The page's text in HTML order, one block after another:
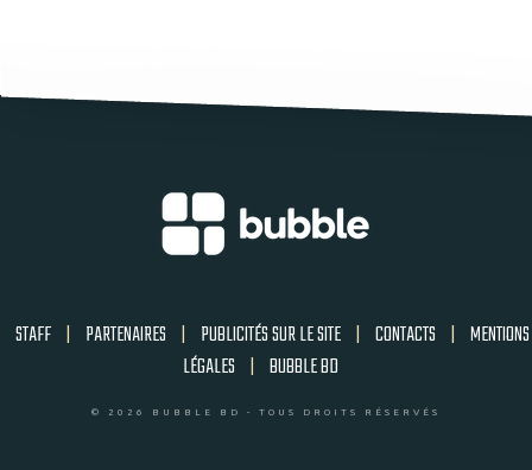
STAFF | PARTENAIRES | PUBLICITÉS SUR LE SITE | CONTACTS | MENTIONS
LÉGALES | BUBBLE BD
© 2026 BUBBLE BD - TOUS DROITS RÉSERVÉS